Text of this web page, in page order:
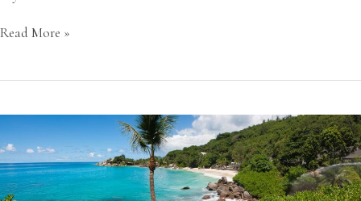
Read More »
Carana
Beach
–
Mahe